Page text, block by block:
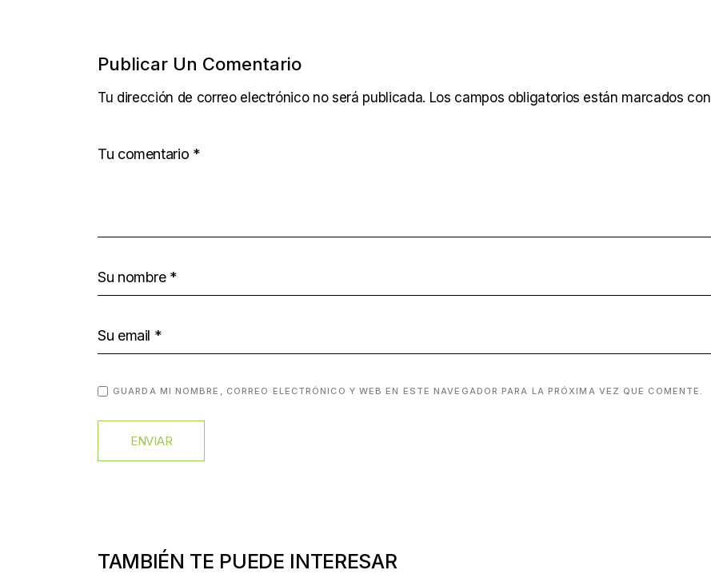
Publicar Un Comentario
Tu dirección de correo electrónico no será publicada. Los campos obligatorios están marcados con
GUARDA MI NOMBRE, CORREO ELECTRÓNICO Y WEB EN ESTE NAVEGADOR PARA LA PRÓXIMA VEZ QUE COMENTE.
ENVIAR
TAMBIÉN TE PUEDE INTERESAR